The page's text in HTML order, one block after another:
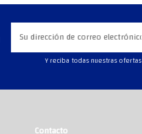
Y reciba todas nuestras ofertas